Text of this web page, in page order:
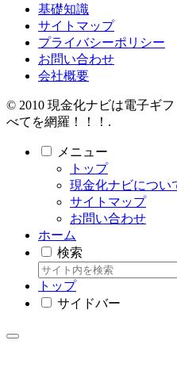
基礎知識
サイトマップ
プライバシーポリシー
お問い合わせ
会社概要
© 2010 現金化ナビは電子ギ
べてを網羅！！！.
メニュー
トップ
現金化ナビについ
サイトマップ
お問い合わせ
ホーム
検索
トップ
サイドバー